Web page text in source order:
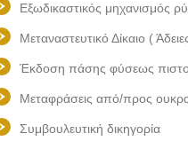
Εξωδικαστικός μηχανισμός
Μεταναστευτικό Δίκαιο (
Έκδοση πάσης φύσεως
Μεταφράσεις από/προς
Συμβουλευτική δικηγορία